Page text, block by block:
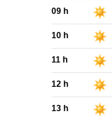
09 h
10 h
11 h
12 h
13 h